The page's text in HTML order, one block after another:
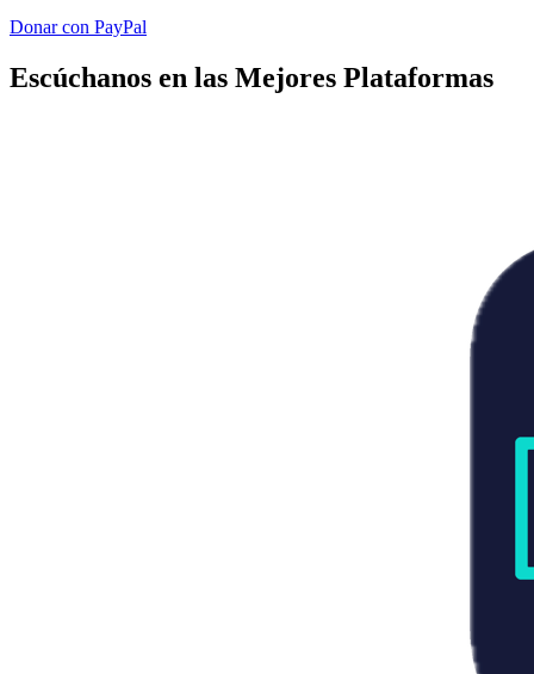
Donar con PayPal
Escúchanos en las Mejores Plataformas